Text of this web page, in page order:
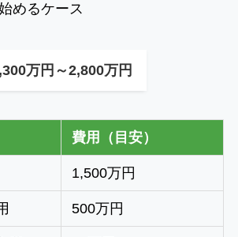
めるケース
万円～2,800万円
費用（目安）
1,500万円
500万円